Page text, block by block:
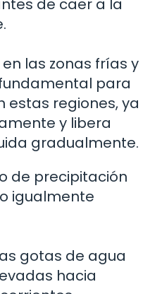
las zonas frías y
para
estas regiones, ya
y libera
gradualmente.
de precipitación
igualmente
gotas de agua
hacia